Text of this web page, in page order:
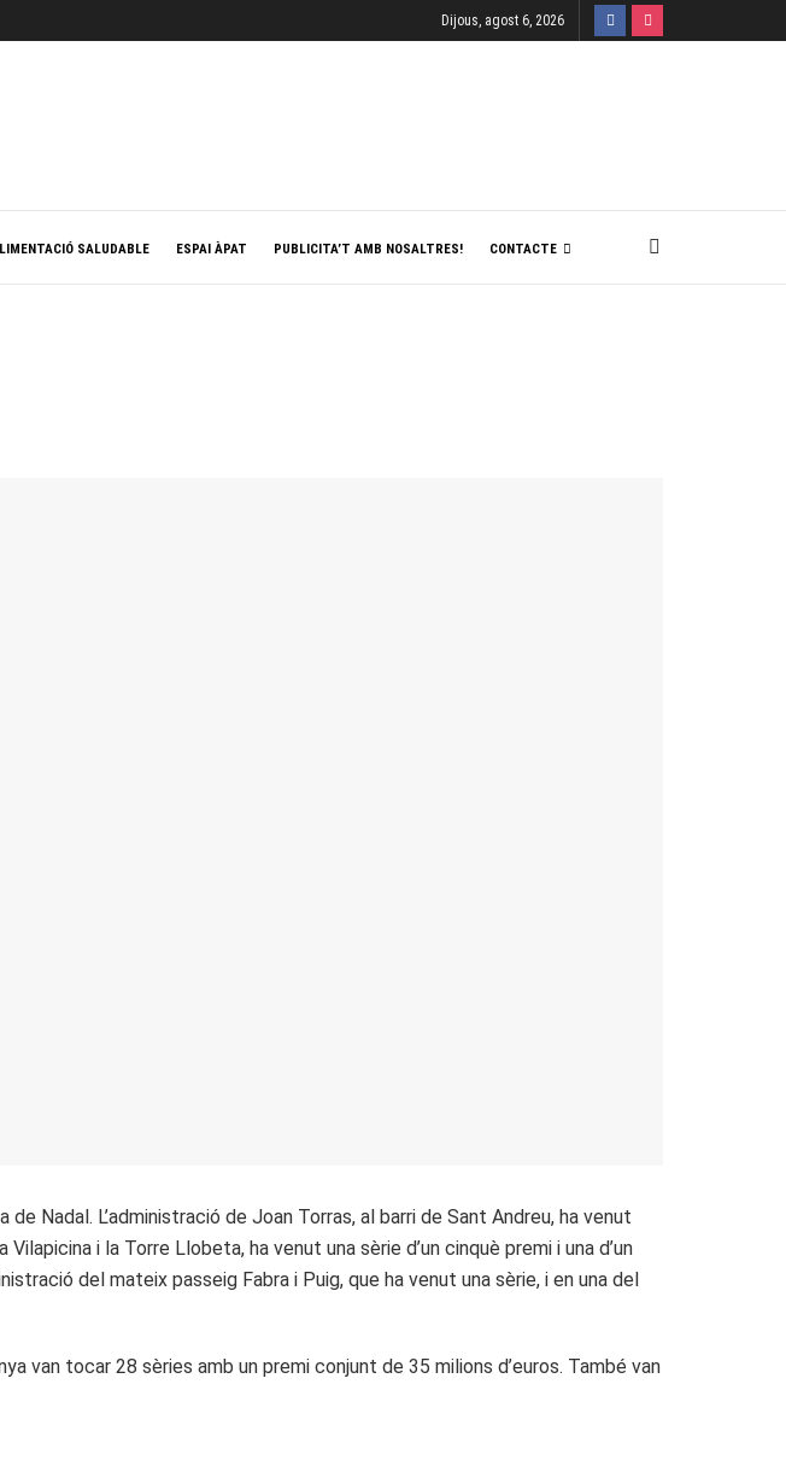
Dijous, agost 6, 2026
SALUDABLE ESPAI ÀPAT PUBLICITA’T AMB NOSALTRES! CONTACTE
Nadal. L’administració de Joan Torras, al barri de Sant Andreu, ha venut
i la Torre Llobeta, ha venut una sèrie d’un cinquè premi i una d’un
del mateix passeig Fabra i Puig, que ha venut una sèrie, i en una del
van tocar 28 sèries amb un premi conjunt de 35 milions d’euros. També van